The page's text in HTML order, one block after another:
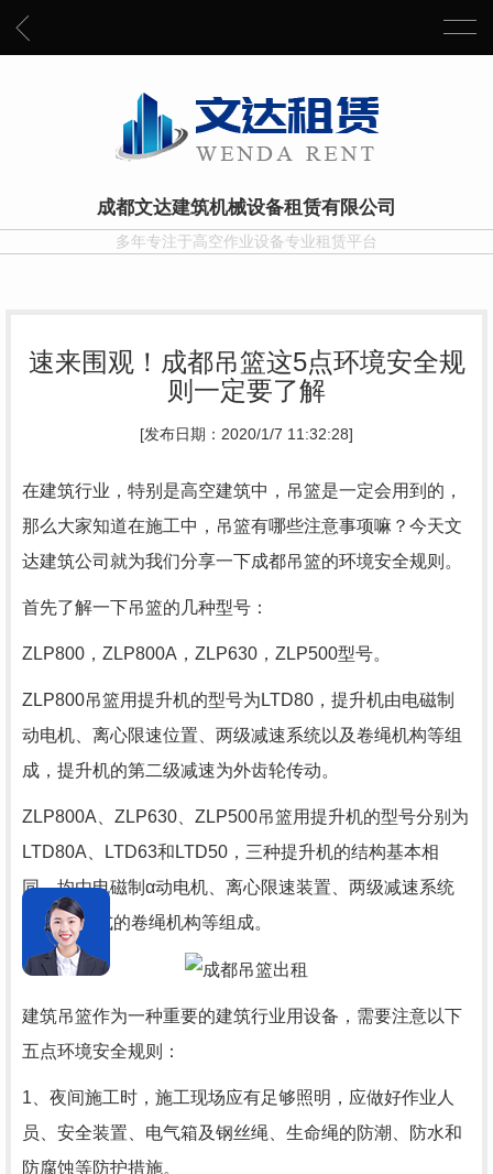
成都文达建筑机械设备租赁有限公司
多年专注于高空作业设备专业租赁平台
速来围观！成都吊篮这5点环境安全规
则一定要了解
[发布日期：2020/1/7 11:32:28]
在建筑行业，特别是高空建筑中，吊篮是一定会用到的，
那么大家知道在施工中，吊篮有哪些注意事项嘛？今天文
达建筑公司就为我们分享一下成都吊篮的环境安全规则。
首先了解一下吊篮的几种型号：
ZLP800，ZLP800A，ZLP630，ZLP500型号。
ZLP800吊篮用提升机的型号为LTD80，提升机由电磁制
动电机、离心限速位置、两级减速系统以及卷绳机构等组
成，提升机的第二级减速为外齿轮传动。
ZLP800A、ZLP630、ZLP500吊篮用提升机的型号分别为
LTD80A、LTD63和LTD50，三种提升机的结构基本相
同，均由电磁制α动电机、离心限速装置、两级减速系统
以及“α”形式的卷绳机构等组成。
建筑吊篮作为一种重要的建筑行业用设备，需要注意以下
五点环境安全规则：
1、夜间施工时，施工现场应有足够照明，应做好作业人
员、安全装置、电气箱及钢丝绳、生命绳的防潮、防水和
防腐蚀等防护措施。